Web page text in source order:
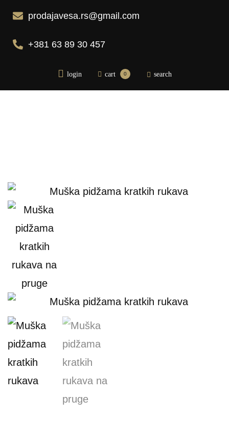
prodajavesa.rs@gmail.com
+381 63 89 30 457
login 0
cart search
Bebi dol pidžame